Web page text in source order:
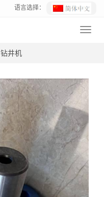
语言选择：
钻井机